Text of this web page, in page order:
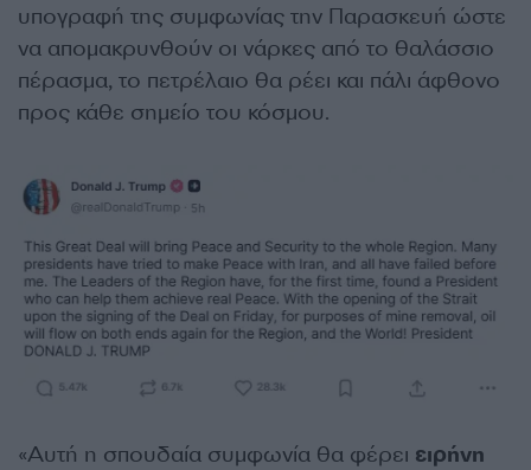
υπογραφή της συμφωνίας την Παρασκευή ώστε
να απομακρυνθούν οι νάρκες από το θαλάσσιο
πέρασμα, το πετρέλαιο θα ρέει και πάλι άφθονο
προς κάθε σημείο του κόσμου.
«Αυτή η σπουδαία συμφωνία θα φέρει ειρήνη